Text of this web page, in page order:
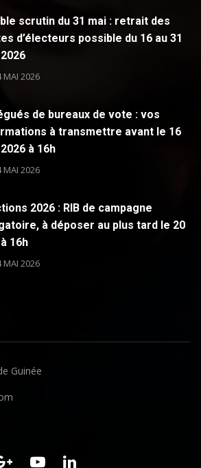
scrutin du 31 mai : retrait des
d’électeurs possible du 16 au 31
MAI 2026
de bureaux de vote : vos
à transmettre avant le 16
à 16h
MAI 2026
2026 : RIB de campagne
à déposer au plus tard le 20
16h
MAI 2026
Guinée